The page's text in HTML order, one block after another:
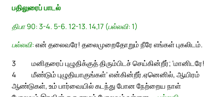
பதிலுரைப் பாடல்
திபா 90: 3-4. 5-6. 12-13. 14,17 (பல்லவி: 1)
பல்லவி: என் தலைவரே! தலைமுறைதோறும் நீரே எங்கள் புகலிடம்.
3
மனிதரைப் புழுதிக்குத் திரும்பிடச் செய்கின்றீர்; ‘மானிடரே!
மீண்டும் புழுதியாகுங்கள்’ என்கின்றீர்.
4
ஏனெனில், ஆயிரம்
ஆண்டுகள், உம் பார்வையில் கடந்து போன நேற்றைய நாள்